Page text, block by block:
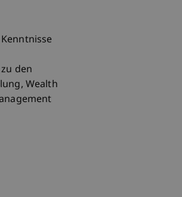
den
Wealth